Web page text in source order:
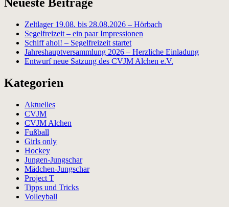
Zeltlager 19.08. bis 28.08.2026 – Hörbach
Segelfreizeit – ein paar Impressionen
Schiff ahoi! – Segelfreizeit startet
Jahreshauptversammlung 2026 – Herzliche Einladung
Entwurf neue Satzung des CVJM Alchen e.V.
Kategorien
Aktuelles
CVJM
CVJM Alchen
Fußball
Girls only
Hockey
Jungen-Jungschar
Mädchen-Jungschar
Project T
Tipps und Tricks
Volleyball